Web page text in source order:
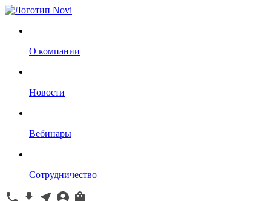
О компании
Новости
Вебинары
Сотрудничество